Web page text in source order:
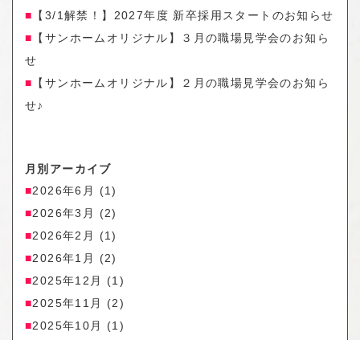
【3/1解禁！】2027年度 新卒採用スタートのお知らせ
【サンホームオリジナル】３月の職場見学会のお知ら
せ
【サンホームオリジナル】２月の職場見学会のお知ら
せ♪
月別アーカイブ
2026年6月
(1)
2026年3月
(2)
2026年2月
(1)
2026年1月
(2)
2025年12月
(1)
2025年11月
(2)
2025年10月
(1)